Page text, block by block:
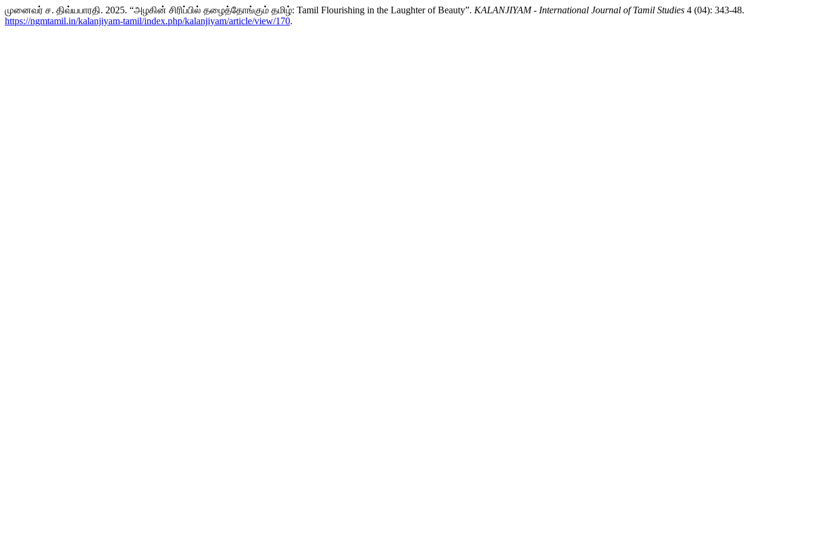
முனைவர் ச. திவ்யபாரதி. 2025. “அழகின் சிரிப்பில் தழைத்தோங்கும் தமிழ்: Tamil Flourishing in the Laughter of Beauty”. KALANJIYAM - International Journal of Tamil Studies 4 (04): 343-48.
https://ngmtamil.in/kalanjiyam-tamil/index.php/kalanjiyam/article/view/170.